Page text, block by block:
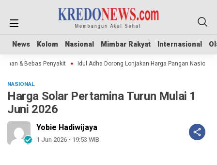
News Kolom Nasional Mimbar Rakyat Internasional
News Kolom Nasional Mimbar Rakyat Internasional
& Bebas Penyakit Idul Adha Dorong Lonjakan Harga Pangan Nasional
NASIONAL
Harga Solar Pertamina Turun Mulai 1
Juni 2026
Yobie Hadiwijaya
1 Jun 2026 - 19:53 WIB